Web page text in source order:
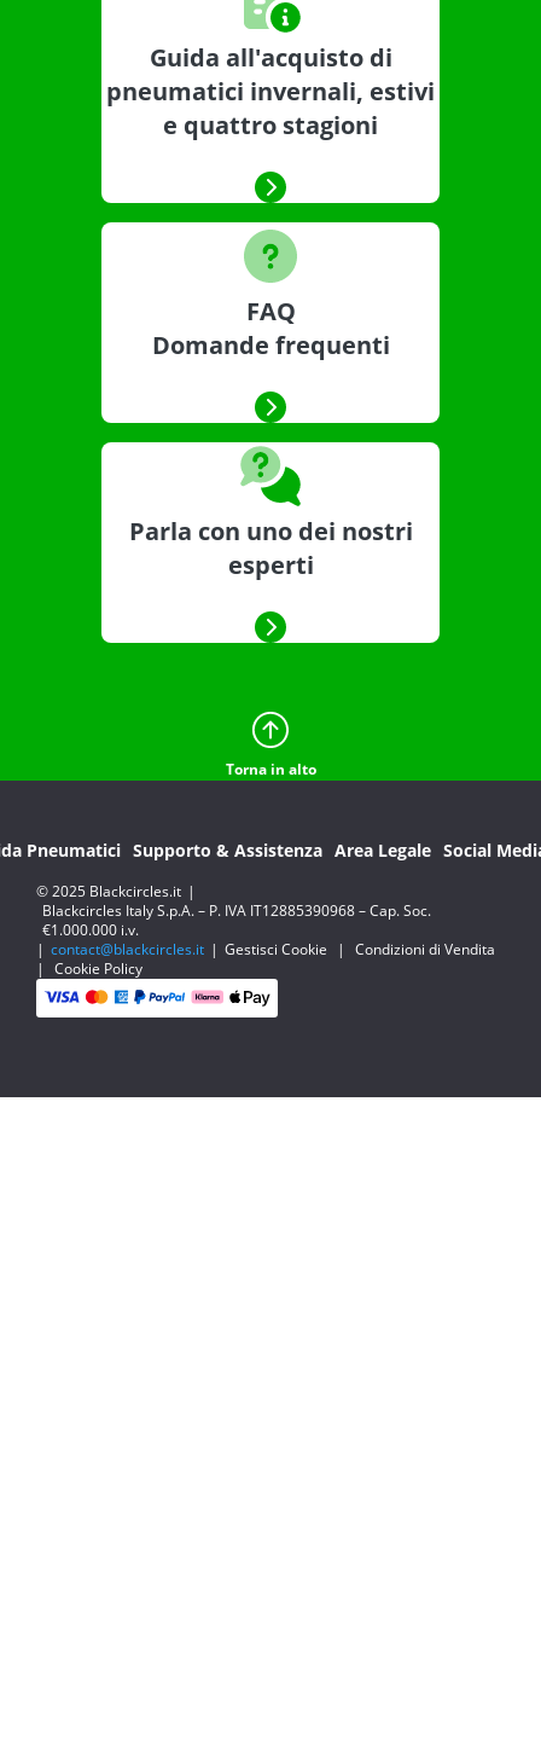
Guida all'acquisto di
pneumatici invernali, estivi
e quattro stagioni
FAQ
Domande frequenti
Parla con uno dei nostri
esperti
Torna in alto
Pneumatici Supporto & Assistenza Area Legale Social
© 2025 Blackcircles.it |
Blackcircles Italy S.p.A. – P. IVA IT12885390968 – Cap. Soc.
€1.000.000 i.v.
| contact@blackcircles.it | Gestisci Cookie |
Condizioni di Vendita
|
Cookie Policy